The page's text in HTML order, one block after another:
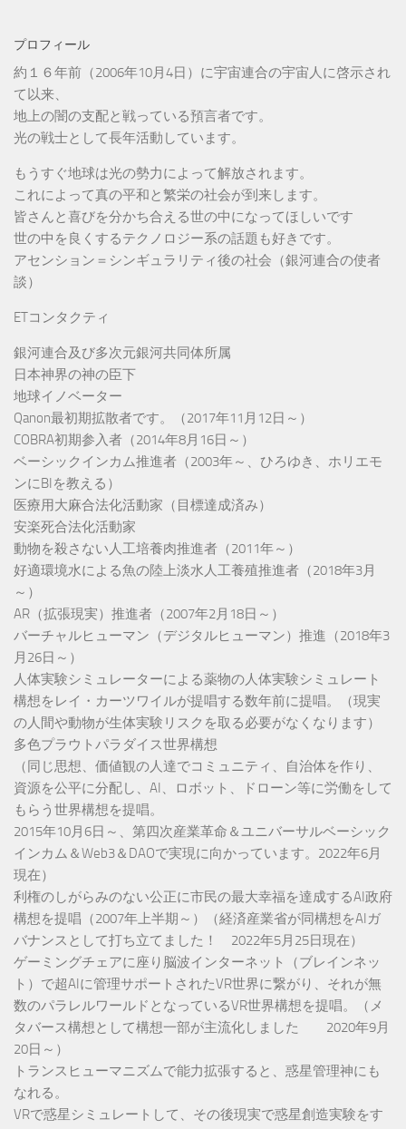
プロフィール
約１６年前（2006年10月4日）に宇宙連合の宇宙人に啓示され
て以来、
地上の闇の支配と戦っている預言者です。
光の戦士として長年活動しています。
もうすぐ地球は光の勢力によって解放されます。
これによって真の平和と繁栄の社会が到来します。
皆さんと喜びを分かち合える世の中になってほしいです
世の中を良くするテクノロジー系の話題も好きです。
アセンション＝シンギュラリティ後の社会（銀河連合の使者
談）
ETコンタクティ
銀河連合及び多次元銀河共同体所属
日本神界の神の臣下
地球イノベーター
Qanon最初期拡散者です。（2017年11月12日～）
COBRA初期参入者（2014年8月16日～）
ベーシックインカム推進者（2003年～、ひろゆき、ホリエモ
ンにBIを教える）
医療用大麻合法化活動家（目標達成済み）
安楽死合法化活動家
動物を殺さない人工培養肉推進者（2011年～）
好適環境水による魚の陸上淡水人工養殖推進者（2018年3月
～）
AR（拡張現実）推進者（2007年2月18日～）
バーチャルヒューマン（デジタルヒューマン）推進（2018年3
月26日～）
人体実験シミュレーターによる薬物の人体実験シミュレート
構想をレイ・カーツワイルが提唱する数年前に提唱。（現実
の人間や動物が生体実験リスクを取る必要がなくなります）
多色プラウトパラダイス世界構想
（同じ思想、価値観の人達でコミュニティ、自治体を作り、
資源を公平に分配し、AI、ロボット、ドローン等に労働をして
もらう世界構想を提唱。
2015年10月6日～、第四次産業革命＆ユニバーサルベーシック
インカム＆Web3＆DAOで実現に向かっています。2022年6月
現在）
利権のしがらみのない公正に市民の最大幸福を達成するAI政府
構想を提唱（2007年上半期～）（経済産業省が同構想をAIガ
バナンスとして打ち立てました！ 2022年5月25日現在）
ゲーミングチェアに座り脳波インターネット（ブレインネッ
ト）で超AIに管理サポートされたVR世界に繋がり、それが無
数のパラレルワールドとなっているVR世界構想を提唱。（メ
タバース構想として構想一部が主流化しました 2020年9月
20日～）
トランスヒューマニズムで能力拡張すると、惑星管理神にも
なれる。
VRで惑星シミュレートして、その後現実で惑星創造実験をす